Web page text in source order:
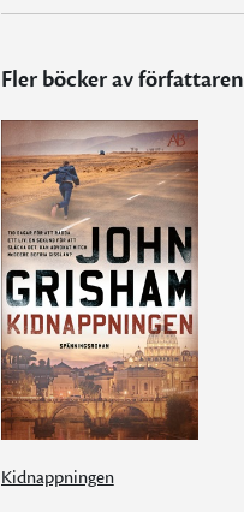
Fler böcker av författaren
Kidnappningen